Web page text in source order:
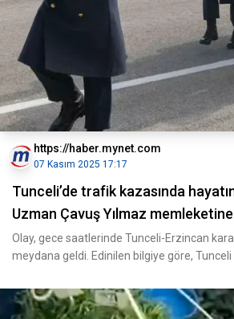
https://haber.mynet.com
07 Kasım 2025 17:17
Tunceli’de trafik kazasında
Uzman Çavuş Yılmaz
Olay, gece saatlerinde Tunceli-Erzincan
meydana geldi. Edinilen bilgiye göre,